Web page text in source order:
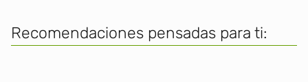
Recomendaciones pensadas para ti: